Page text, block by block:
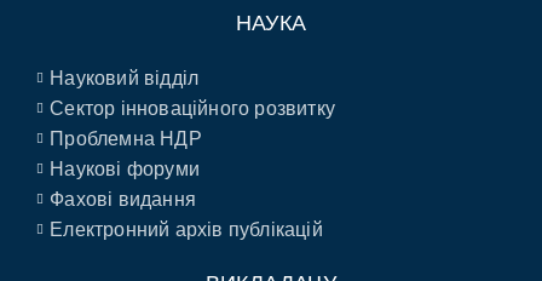
НАУКА
Науковий відділ
Сектор інноваційного розвитку
Проблемна НДР
Наукові форуми
Фахові видання
Електронний архів публікацій